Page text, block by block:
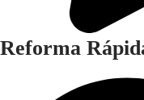
Reforma